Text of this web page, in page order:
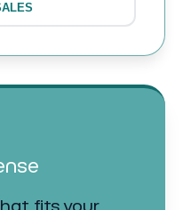
fits your